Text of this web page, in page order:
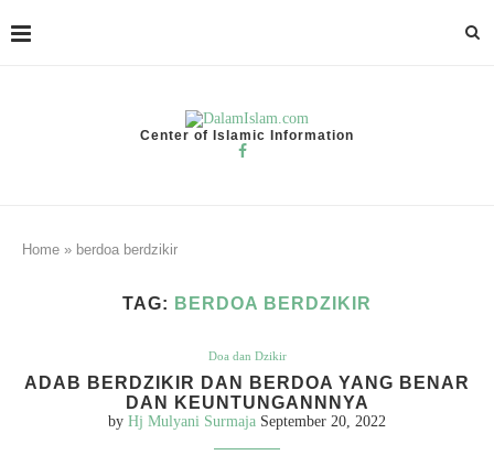
Center of Islamic Information
Home » berdoa berdzikir
TAG: BERDOA BERDZIKIR
Doa dan Dzikir
ADAB BERDZIKIR DAN BERDOA YANG BENAR
DAN KEUNTUNGANNNYA
by Hj Mulyani Surmaja September 20, 2022